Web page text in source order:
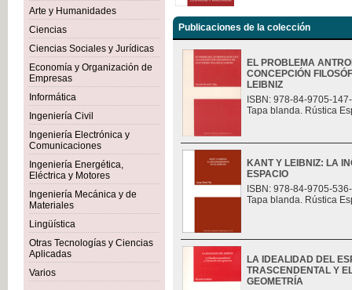
Arte y Humanidades
Ciencias
Ciencias Sociales y Jurídicas
Economía y Organización de
Empresas
Informática
Ingeniería Civil
Ingeniería Electrónica y
Comunicaciones
Ingeniería Energética,
Eléctrica y Motores
Ingeniería Mecánica y de
Materiales
Lingüística
Otras Tecnologías y Ciencias
Aplicadas
Varios
Publicaciones de la colección
EL PROBLEMA
CONCEPCIÓN
LEIBNIZ
ISBN: 978-84-9705-
Tapa blanda. Rústica
KANT Y LEIBNIZ: LA
ESPACIO
ISBN: 978-84-9705-
Tapa blanda. Rústica
LA IDEALIDAD DEL
TRASCENDENTAL Y
GEOMETRÍA